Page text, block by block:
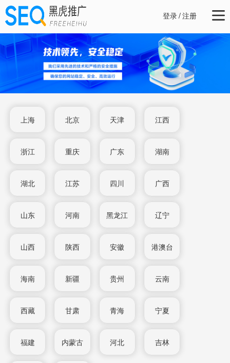
登录/注册
上海 北京 天津 江西
浙江 重庆 广东 湖南
湖北 江苏 四川 广西
山东 河南 黑龙江 辽宁
山西 陕西 安徽 港澳台
海南 新疆 贵州 云南
西藏 甘肃 青海 宁夏
福建 内蒙古 河北 吉林